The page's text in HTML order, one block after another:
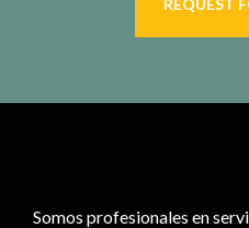
REQUEST
Somos profesionales en